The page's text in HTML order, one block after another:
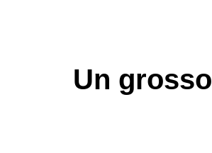
Un grosso